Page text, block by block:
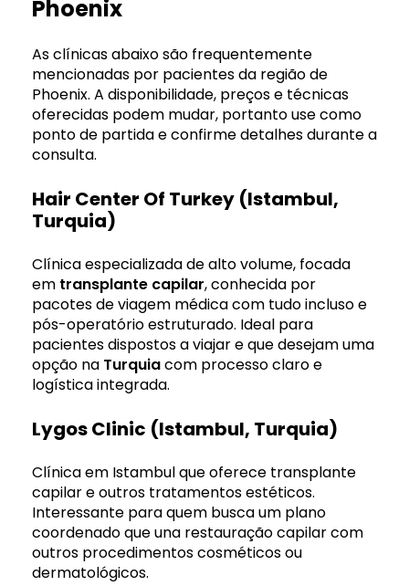
Phoenix
As clínicas abaixo são frequentemente
mencionadas por pacientes da região de
Phoenix. A disponibilidade, preços e técnicas
oferecidas podem mudar, portanto use como
ponto de partida e confirme detalhes durante a
consulta.
Hair Center Of Turkey (Istambul,
Turquia)
Clínica especializada de alto volume, focada
em transplante capilar, conhecida por
pacotes de viagem médica com tudo incluso e
pós-operatório estruturado. Ideal para
pacientes dispostos a viajar e que desejam uma
opção na Turquiacom processo claro e
logística integrada.
Lygos Clinic (Istambul, Turquia)
Clínica em Istambul que oferece transplante
capilar e outros tratamentos estéticos.
Interessante para quem busca um plano
coordenado que una restauração capilar com
outros procedimentos cosméticos ou
dermatológicos.